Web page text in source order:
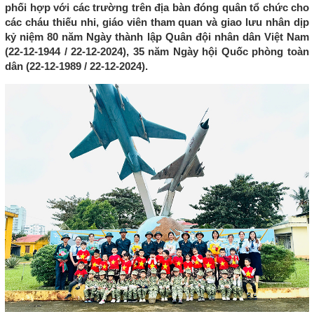
phối hợp với các trường trên địa bàn đóng quân tổ chức cho
các cháu thiếu nhi, giáo viên tham quan và giao lưu nhân dịp
kỷ niệm 80 năm Ngày thành lập Quân đội nhân dân Việt Nam
(22-12-1944 / 22-12-2024), 35 năm Ngày hội Quốc phòng toàn
dân (22-12-1989 / 22-12-2024).